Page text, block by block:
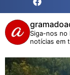
Siga-nos
notícias em